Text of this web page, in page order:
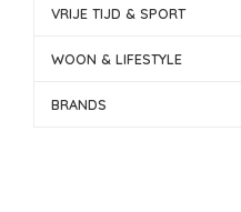
VRIJE TIJD & SPORT
WOON & LIFESTYLE
BRANDS